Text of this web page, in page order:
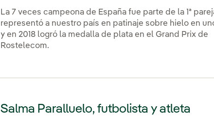
La 7 veces campeona de España fue parte de la 1ª
representó a nuestro país en patinaje sobre hielo en
y en 2018 logró la medalla de plata en el Grand Prix de
Rostelecom.
Salma Paralluelo, futbolista y atleta